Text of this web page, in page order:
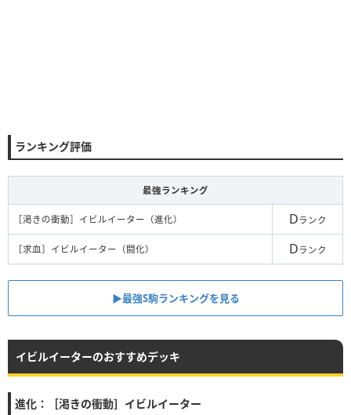
ランキング評価
最強ランキング
［渇きの衝動］イビルイーター（進化） Dランク
［求血］イビルイーター（闘化） Dランク
▶︎最強S駒ランキングを見る
イビルイーターのおすすめデッキ
進化：［渇きの衝動］イビルイーター